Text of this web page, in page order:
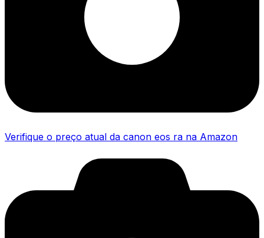
Verifique o preço atual da canon eos ra na Amazon